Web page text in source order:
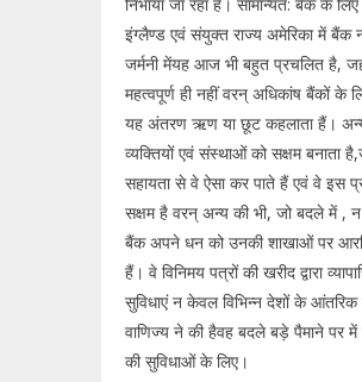
इंग्लैण्ड एवं संयुक्त राज्य अमेरिका में बैंक
जर्मनी मेंयह आज भी बहुत प्रचलित है,
महत्वपूर्ण ही नहीं वरन् अधिकांष बैंकों
यह अंतरण ऋण या छूट कहलाता हैं।
व्यक्तियों एवं संस्थाओं को सक्षम बनाता
सहायता से वे ऐसा कर पाते हैं एवं वे इस
सक्षम है वरन् अन्य की भी, जो बदले में
बैंक अपने धन को उनकी शाखाओं पर
हैं। वे विनिमय पत्रों की खरीद द्वारा
सुविधाएं न केवल विभिन्न देशों के आंतरिक
वाणिज्य ने की हैवह बदले बड़े पैमाने पर में
की सुविधाओं के लिए।